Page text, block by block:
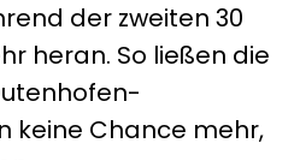
der zweiten 30
heran. So ließen die
keine Chance mehr,